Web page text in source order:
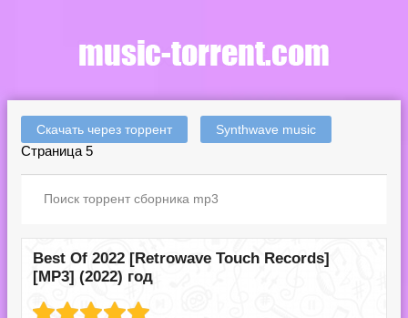
Скачать через торрент Synthwave music
Страница 5
Best Of 2022 [Retrowave Touch Records]
[MP3] (2022) год